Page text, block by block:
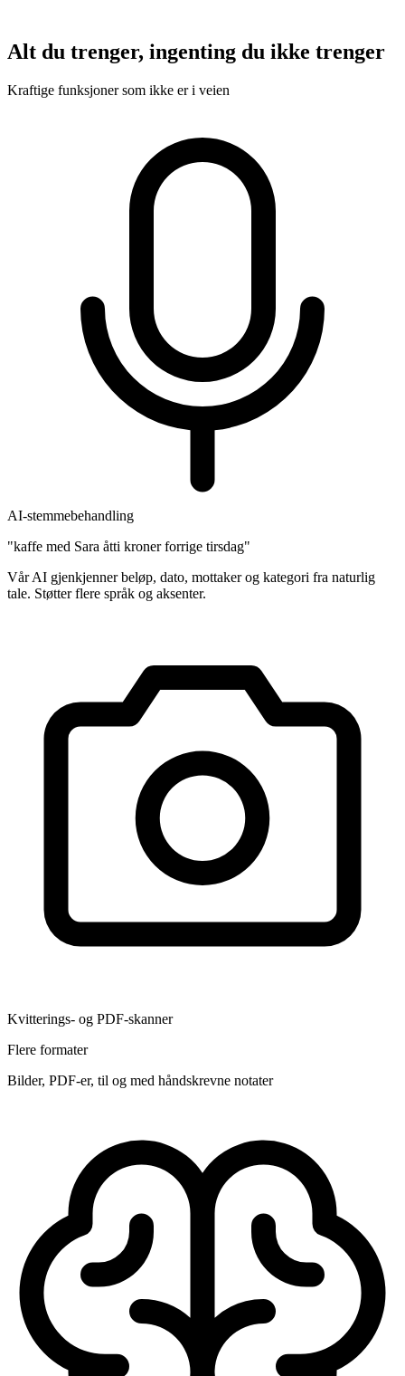
Alt du trenger, ingenting du ikke trenger
Kraftige funksjoner som ikke er i veien
AI-stemmebehandling
"kaffe med Sara åtti kroner forrige tirsdag"
Vår AI gjenkjenner beløp, dato, mottaker og kategori fra naturlig
tale. Støtter flere språk og aksenter.
Kvitterings- og PDF-skanner
Flere formater
Bilder, PDF-er, til og med håndskrevne notater